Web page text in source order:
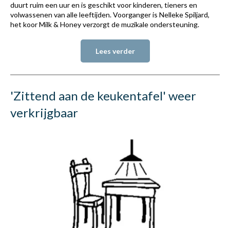
duurt ruim een uur en is geschikt voor kinderen, tieners en
volwassenen van alle leeftijden. Voorganger is Nelleke Spiljard,
het koor Milk & Honey verzorgt de muzikale ondersteuning.
Lees verder
'Zittend aan de keukentafel' weer
verkrijgbaar